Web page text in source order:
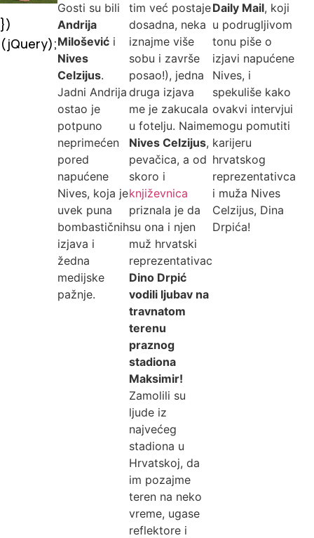
})
(jQuery);
Gosti su bili
Andrija
Milošević i
Nives
Celzijus.
Jadni Andrija
ostao je
potpuno
neprimećen
pored
napućene
Nives, koja je
uvek puna
bombastičnih
izjava i
žedna
medijske
pažnje.
tim već postaje
dosadna, neka
iznajme više
sobu i završe
posao!), jedna
druga izjava
me je zakucala
u fotelju. Naime
Nives Celzijus,
pevačica, a od
skoro i
književnica
priznala je da
su ona i njen
muž hrvatski
reprezentativac
Dino Drpić
vodili ljubav na
travnatom
terenu
praznog
stadiona
Maksimir!
Zamolili su
ljude iz
najvećeg
stadiona u
Hrvatskoj, da
im pozajme
teren na neko
vreme, ugase
reflektore i
Daily Mail, koji
u podrugljivom
tonu piše o
izjavi napućene
Nives, i
spekuliše kako
ovakvi intervjui
mogu pomutiti
karijeru
hrvatskog
reprezentativca
i muža Nives
Celzijus, Dina
Drpića!